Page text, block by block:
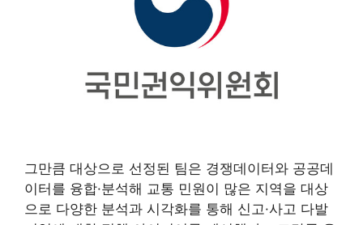
그만큼 대상으로 선정된 팀은 경쟁데이터와 공공데
이터를 융합·분석해 교통 민원이 많은 지역을 대상
으로 다양한 분석과 시각화를 통해 신고·사고 다발